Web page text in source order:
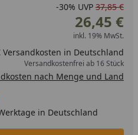
-30% UVP 37,85 €
26,45 €
inkl. 19% MwSt.
Versandkosten in Deutschland
Versandkostenfrei ab 16 Stück
nach Menge und Land
in Deutschland